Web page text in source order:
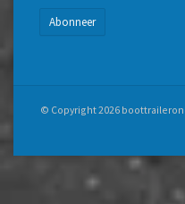
Abonneer
© Copyright 2026